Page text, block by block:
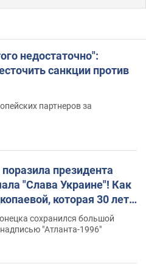
недостаточно":
санкции против
партнеров за
президента
"Слава Украине"! Как
которая 30 лет
Олимпиады
сохранился большой
"Атланта-1996"